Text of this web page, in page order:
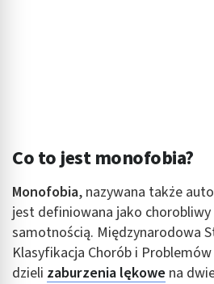
Co to jest monofobia?
Monofobia, nazywana także
jest definiowana jako chorobliwy
samotnością. Międzynarodowa
Klasyfikacja Chorób i
dzieli zaburzenia lękowe na